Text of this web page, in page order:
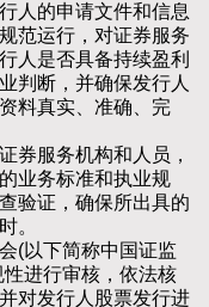
人的申请文件和信息
范运行，对证券服务
人是否具备持续盈利
判断，并确保发行人
料真实、准确、完
服务机构和人员，
业务标准和执业规
验证，确保所出具的
。
以下简称中国证监
进行审核，依法核
对发行人股票发行进